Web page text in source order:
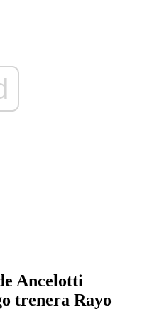
Ancelotti
trenera Rayo